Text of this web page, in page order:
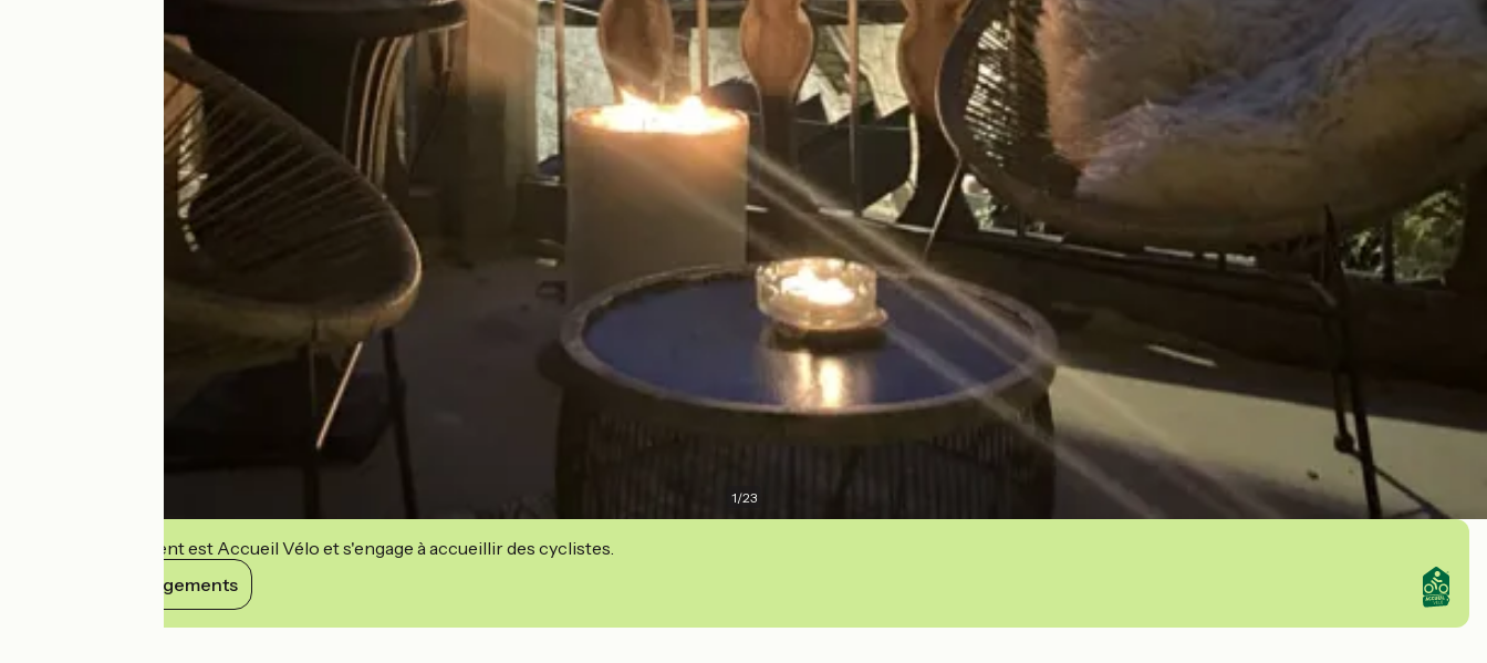
1/23
Cet établissement est Accueil Vélo et s'engage à accueillir des cyclistes.
Voir ses engagements